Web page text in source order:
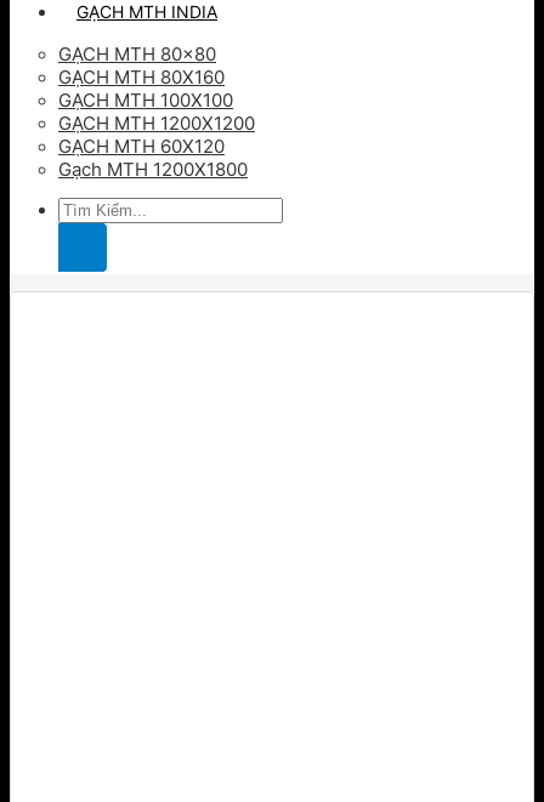
GẠCH MTH INDIA
GẠCH MTH 80×80
GẠCH MTH 80X160
GẠCH MTH 100X100
GẠCH MTH 1200X1200
GẠCH MTH 60X120
Gạch MTH 1200X1800
Tìm
kiếm: